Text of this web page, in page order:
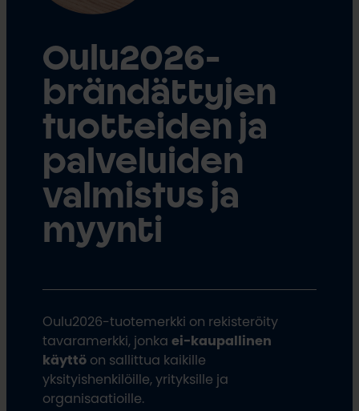
Oulu2026-
brändättyjen
tuotteiden ja
palveluiden
valmistus ja
myynti
Oulu2026-tuotemerkki on rekisteröity
tavaramerkki, jonka ei-kaupallinen
käyttöon sallittua kaikille
yksityishenkilöille, yrityksille ja
organisaatioille.